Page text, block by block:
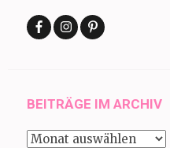
BEITRÄGE IM ARCHIV
Beiträge